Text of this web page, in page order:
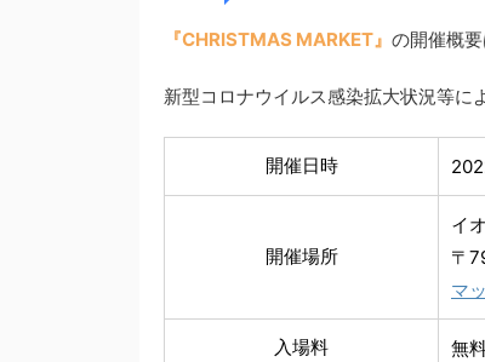
『CHRISTMAS MARKET』 の開催概要
新型コロナウイルス感染拡大状況等に
開催日時
開催場所
イ
〒
マ
入場料 無